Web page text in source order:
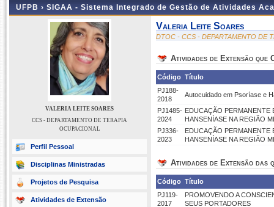
UFPB › SIGAA - Sistema Integrado de Gestão de Atividades
VALERIA LEITE SOARES
CCS - DEPARTAMENTO DE TERAPIA
OCUPACIONAL
Perfil Pessoal
Disciplinas Ministradas
Projetos de Pesquisa
Atividades de Extensão
Valeria Leite Soares
DTOC - CCS - DEPARTAMENTO DE
Atividades de Extensão que
Código Título
PJ188-
2018
Autocuidado em Psoríase e
PJ1485-
2024
EDUCAÇÃO PERMANENTE
HANSENÍASE NA REGIÃO
PJ336-
2023
EDUCAÇÃO PERMANENTE
HANSENÍASE NA REGIÃO
Atividades de Extensão das
Código Título
PJ119-
2017
PROMOVENDO A
SEUS PORTADORES